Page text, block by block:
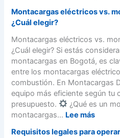
r
e
S
r
Montacargas eléctricos vs.
¿Cuál elegir?
Montacargas eléctricos vs.
¿Cuál elegir? Si estás
montacargas en Bogotá, es
entre los montacargas
combustión. En Montacargas
equipo más eficiente según tu
presupuesto.
¿Qué es un
montacargas... Lee más:
o
Requisitos legales para